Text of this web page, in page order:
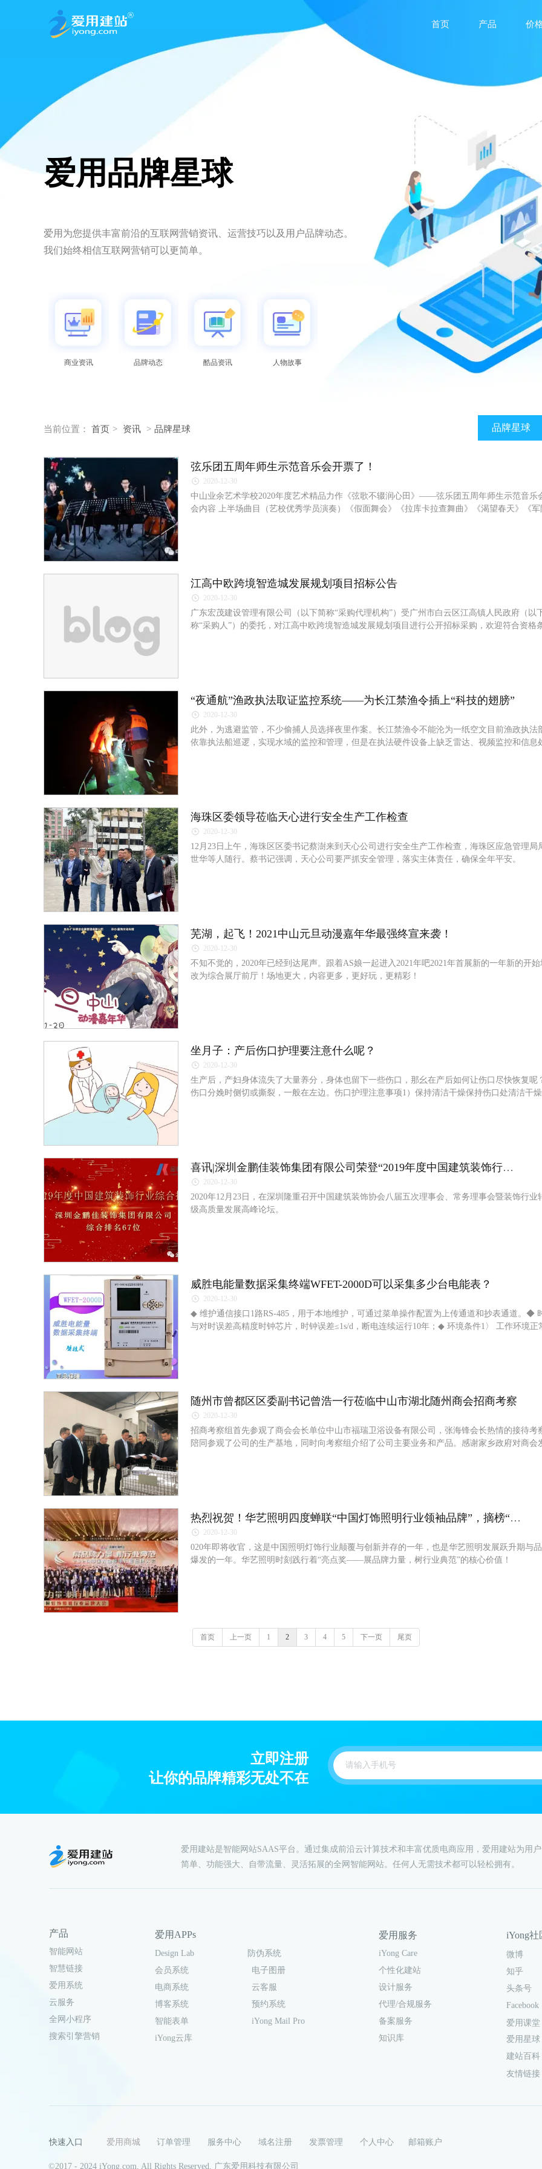
爱用品牌星球
爱用为您提供丰富前沿的互联网营销资讯、运营技巧以及用户品牌动态。
我们始终相信互联网营销可以更简单。
商业资讯 品牌动态 酷品资讯 人物故事
首页 产品 价
当前位置： 首页 > 资讯 > 品牌星球 品牌星球
弦乐团五周年师生示范音乐会开票了！
2020-12-30
中山业余艺术学校2020年度艺术精品力作《弦歌不辍润心田》——弦乐团五周年师生示范音乐
会内容 上半场曲目（艺校优秀学员演奏）《假面舞会》《拉库卡拉查舞曲》《渴望春天》《军
江高中欧跨境智造城发展规划项目招标公告
2020-12-30
广东宏茂建设管理有限公司（以下简称“采购代理机构”）受广州市白云区江高镇人民政府（以
称“采购人”）的委托，对江高中欧跨境智造城发展规划项目进行公开招标采购，欢迎符合资格
“夜通航”渔政执法取证监控系统——为长江禁渔令插上“科技的翅膀”
2020-12-30
此外，为逃避监管，不少偷捕人员选择夜里作案。长江禁渔令不能沦为一纸空文目前渔政执法
依靠执法船巡逻，实现水域的监控和管理，但是在执法硬件设备上缺乏雷达、视频监控和信息
海珠区委领导莅临天心进行安全生产工作检查
2020-12-30
12月23日上午，海珠区区委书记蔡澍来到天心公司进行安全生产工作检查，海珠区应急管理局
世华等人随行。蔡书记强调，天心公司要严抓安全管理，落实主体责任，确保全年平安。
芜湖，起飞！2021中山元旦动漫嘉年华最强终宣来袭！
2020-12-30
不知不觉的，2020年已经到达尾声。跟着AS娘一起进入2021年吧2021年首展新的一年新的开始
改为综合展厅前厅！场地更大，内容更多，更好玩，更精彩！
坐月子：产后伤口护理要注意什么呢？
2020-12-30
生产后，产妇身体流失了大量养分，身体也留下一些伤口，那幺在产后如何让伤口尽快恢复呢
伤口分娩时侧切或撕裂，一般在左边。伤口护理注意事项1）保持清洁干燥保持伤口处清洁干
喜讯|深圳金鹏佳装饰集团有限公司荣登“2019年度中国建筑装饰行业百强榜”
2020-12-30
2020年12月23日，在深圳隆重召开中国建筑装饰协会八届五次理事会、常务理事会暨装饰行业
级高质量发展高峰论坛。
威胜电能量数据采集终端WFET-2000D可以采集多少台电能表？
2020-12-30
◆ 维护通信接口1路RS-485，用于本地维护，可通过菜单操作配置为上传通道和抄表通道。◆
与对时误差高精度时钟芯片，时钟误差≤1s/d，断电连续运行10年；◆ 环境条件1〉 工作环境正
随州市曾都区区委副书记曾浩一行莅临中山市湖北随州商会招商考察
2020-12-30
招商考察组首先参观了商会会长单位中山市福瑞卫浴设备有限公司，张海锋会长热情的接待考
陪同参观了公司的生产基地，同时向考察组介绍了公司主要业务和产品。感谢家乡政府对商会
热烈祝贺！华艺照明四度蝉联“中国灯饰照明行业领袖品牌”，摘榜“2020年度‘抗疫’贡献奖”
2020-12-30
020年即将收官，这是中国照明灯饰行业颠覆与创新并存的一年，也是华艺照明发展跃升期与
爆发的一年。华艺照明时刻践行着“亮点奖——展品牌力量，树行业典范”的核心价值！
首页 上一页 1 2 3 4 5 下一页 尾页
立即注册
让你的品牌精彩无处不在
爱用APPs
Design Lab
防伪系统
会员系统
电子图册
电商系统
云客服
博客系统
预约系统
智能表单
iYong Mail Pro
iYong云库
爱用服务
iYong Care
个性化建站
设计服务
代理/合规服务
备案服务
知识库
产品
智能网站
智慧链接
爱用系统
云服务
全网小程序
搜索引擎营销
爱用建站是智能网站SAAS平台。通过集成前沿云计算技术和丰富优质电商应用，爱用建站为用
简单、功能强大、自带流量、灵活拓展的全网智能网站。任何人无需技术都可以轻松拥有。
iYong社
微博
知乎
头条号
Facebook
爱用课堂
爱用星球
建站百科
友情链接
快速入口 爱用商城 订单管理 服务中心 域名注册 发票管理 个人中心 邮箱账户
©2017 - 2024 iYong.com, All Rights Reserved. 广东爱用科技有限公司